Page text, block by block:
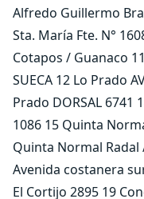
Alfredo Guillermo
Sta. María Fte. N°
Cotapos / Guanaco
SUECA 12 Lo Prado
Prado DORSAL 6741
1086 15 Quinta
Quinta Normal
Avenida costanera
El Cortijo 2895 19